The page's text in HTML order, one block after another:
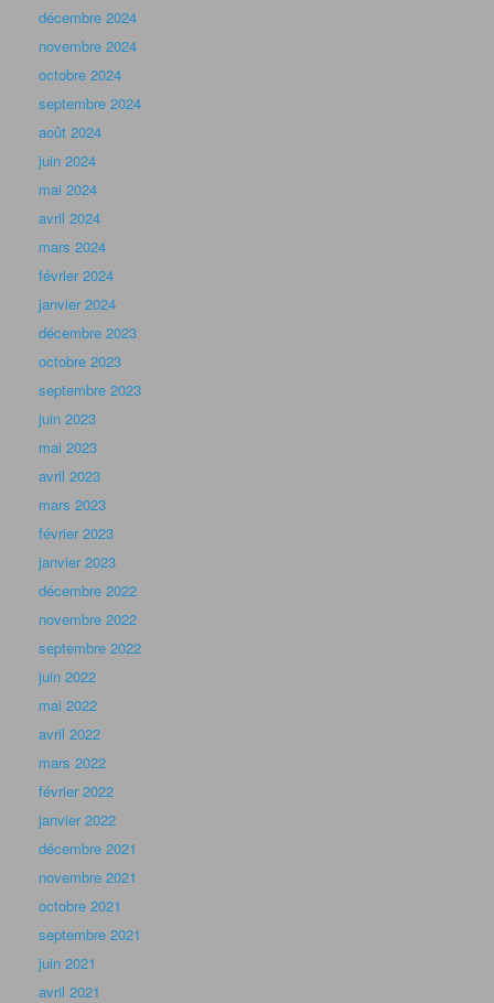
décembre 2024
novembre 2024
octobre 2024
septembre 2024
août 2024
juin 2024
mai 2024
avril 2024
mars 2024
février 2024
janvier 2024
décembre 2023
octobre 2023
septembre 2023
juin 2023
mai 2023
avril 2023
mars 2023
février 2023
janvier 2023
décembre 2022
novembre 2022
septembre 2022
juin 2022
mai 2022
avril 2022
mars 2022
février 2022
janvier 2022
décembre 2021
novembre 2021
octobre 2021
septembre 2021
juin 2021
avril 2021